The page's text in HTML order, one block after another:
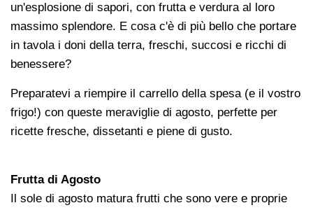
un'esplosione di sapori, con frutta e verdura al loro
massimo splendore. E cosa c'è di più bello che portare
in tavola i doni della terra, freschi, succosi e ricchi di
benessere?
Preparatevi a riempire il carrello della spesa (e il vostro
frigo!) con queste meraviglie di agosto, perfette per
ricette fresche, dissetanti e piene di gusto.
Frutta di Agosto
Il sole di agosto matura frutti che sono vere e proprie